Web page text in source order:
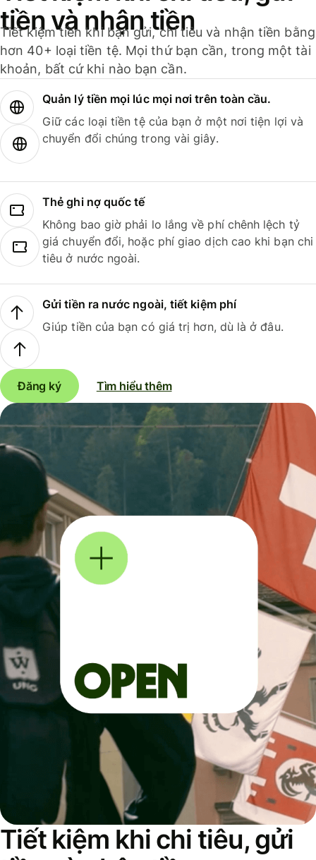
tiền và nhận tiền
Tiết kiệm tiền khi bạn gửi, chi tiêu và nhận tiền bằng
hơn 40+ loại tiền tệ. Mọi thứ bạn cần, trong một tài
khoản, bất cứ khi nào bạn cần.
Quản lý tiền mọi lúc mọi nơi trên toàn cầu.
Giữ các loại tiền tệ của bạn ở một nơi tiện lợi và
chuyển đổi chúng trong vài giây.
Thẻ ghi nợ quốc tế
Không bao giờ phải lo lắng về phí chênh lệch tỷ
giá chuyển đổi, hoặc phí giao dịch cao khi bạn chi
tiêu ở nước ngoài.
Gửi tiền ra nước ngoài, tiết kiệm phí
Giúp tiền của bạn có giá trị hơn, dù là ở đâu.
Đăng ký Tìm hiểu thêm
Tiết kiệm khi chi tiêu, gửi